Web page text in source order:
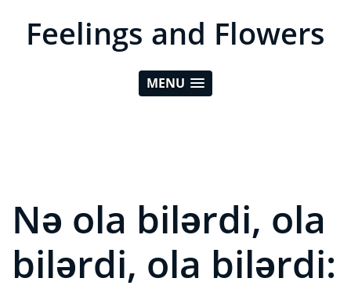
Feelings and Flowers
MENU
Nə ola bilərdi, ola
bilərdi, ola bilərdi: